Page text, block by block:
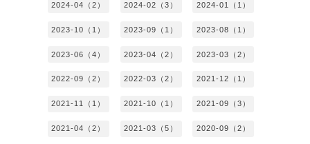
2024-04（2） 2024-02（3） 2024-01（1）
2023-10（1） 2023-09（1） 2023-08（1）
2023-06（4） 2023-04（2） 2023-03（2）
2022-09（2） 2022-03（2） 2021-12（1）
2021-11（1） 2021-10（1） 2021-09（3）
2021-04（2） 2021-03（5） 2020-09（2）